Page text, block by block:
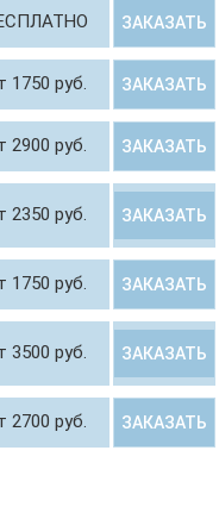
ЗАКАЗАТЬ
1750 руб. ЗАКАЗАТЬ
2900 руб. ЗАКАЗАТЬ
2350 руб. ЗАКАЗАТЬ
1750 руб. ЗАКАЗАТЬ
3500 руб. ЗАКАЗАТЬ
2700 руб. ЗАКАЗАТЬ